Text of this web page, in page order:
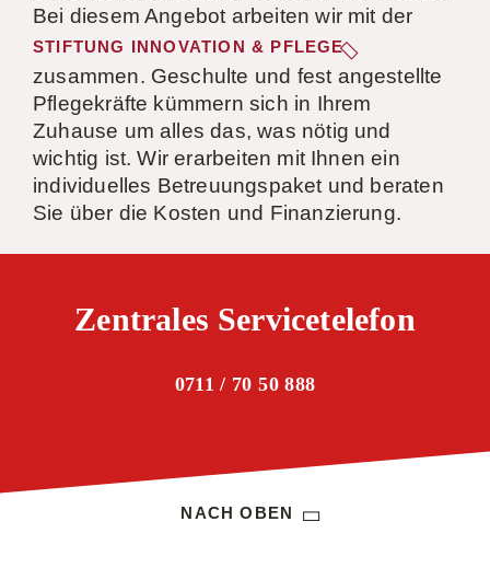
Bei diesem Angebot arbeiten wir mit der
STIFTUNG INNOVATION & PFLEGE
zusammen. Geschulte und fest angestellte
Pflegekräfte kümmern sich in Ihrem
Zuhause um alles das, was nötig und
wichtig ist. Wir erarbeiten mit Ihnen ein
individuelles Betreuungspaket und beraten
Sie über die Kosten und Finanzierung.
Zentrales Servicetelefon
0711 / 70 50 888
NACH OBEN